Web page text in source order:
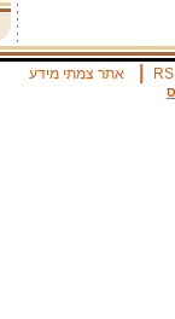
אתר צמתי מידע